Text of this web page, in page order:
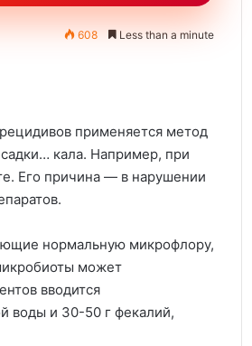
608 Less than a minute
применяется метод
кала. Например, при
Его причина — в нарушении
нормальную микрофлору,
может
вводится
воды и 30-50 г фекалий,
новое лекарство против